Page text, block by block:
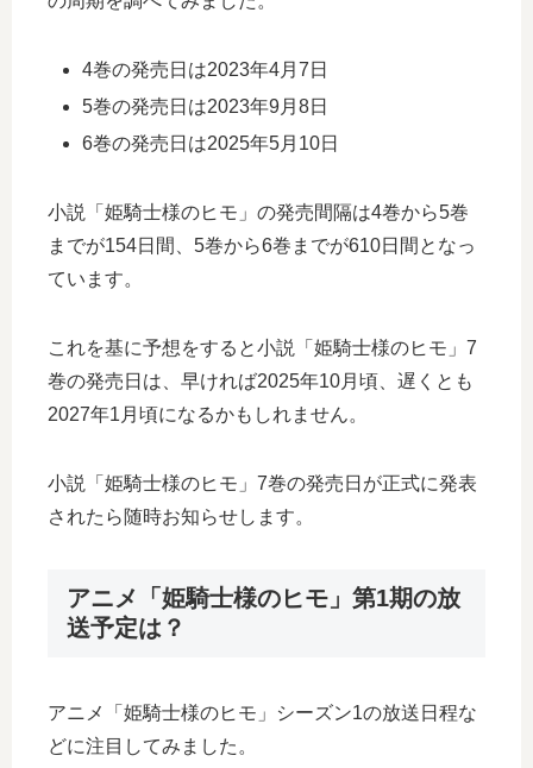
4巻の発売日は2023年4月7日
5巻の発売日は2023年9月8日
6巻の発売日は2025年5月10日
小説「姫騎士様のヒモ」の発売間隔は4巻から5巻
までが154日間、5巻から6巻までが610日間となっ
ています。
これを基に予想をすると小説「姫騎士様のヒモ」7
巻の発売日は、早ければ2025年10月頃、遅くとも
2027年1月頃になるかもしれません。
小説「姫騎士様のヒモ」7巻の発売日が正式に発表
されたら随時お知らせします。
アニメ「姫騎士様のヒモ」第1期の放
送予定は？
アニメ「姫騎士様のヒモ」シーズン1の放送日程な
どに注目してみました。